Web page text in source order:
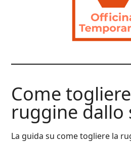
Officina
Utili
Imparare
Come
ruggine dallo
La guida su come togliere la